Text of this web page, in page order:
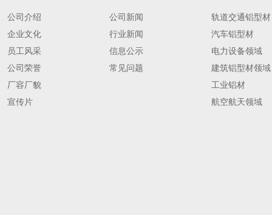
公司介绍
企业文化
员工风采
公司荣誉
厂容厂貌
宣传片
公司新闻
行业新闻
信息公示
常见问题
轨道交通铝型材
汽车铝型材
电力设备领域
建筑铝型材领域
工业铝材
航空航天领域